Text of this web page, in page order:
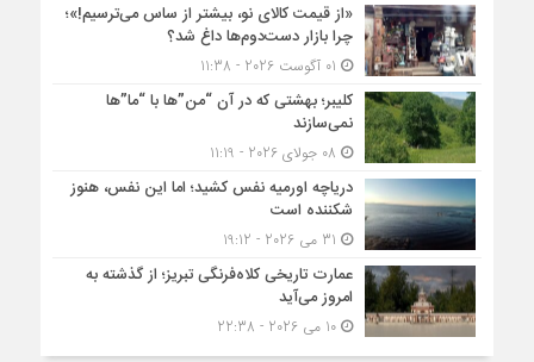
«از قیمت کالای نو، بیشتر از ساس می‌ترسیم!»؛
چرا بازار دست‌دوم‌ها داغ شد؟
کلیبر؛ بهشتی که در آن “من”ها با “ما”ها
نمی‌سازند
دریاچه اورمیه نفس کشید؛ اما این نفس، هنوز
شکننده است
عمارت تاریخی کلاه‌فرنگی تبریز؛ از گذشته به
امروز می‌آید
10 می 2026 - 22:38